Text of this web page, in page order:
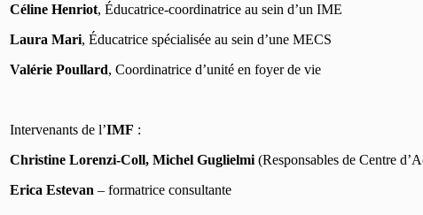
Céline Henriot, Éducatrice-coordinatrice au sein d’un IME
Laura Mari, Éducatrice spécialisée au sein d’une MECS
Valérie Poullard, Coordinatrice d’unité en foyer de vie
Intervenants de l’IMF :
Christine Lorenzi-Coll, Michel Guglielmi (Responsables de Centre
Erica Estevan – formatrice consultante